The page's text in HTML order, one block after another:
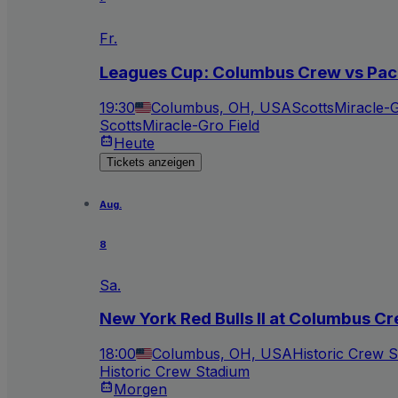
Fr.
Leagues Cup: Columbus Crew vs
19:30 Columbus, OH, USAScottsMiracle-
ScottsMiracle-Gro Field
Heute
Tickets anzeigen
Aug.
8
Sa.
New York Red Bulls II at Columbus
18:00 Columbus, OH, USAHistoric Crew
Historic Crew Stadium
Morgen